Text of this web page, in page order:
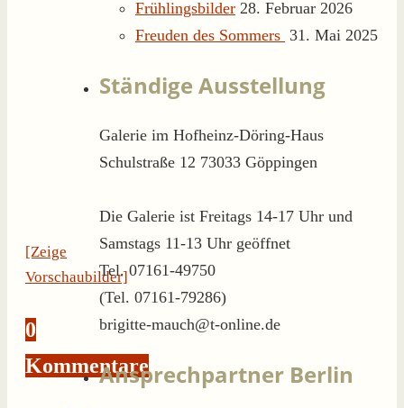
[Zeige
Vorschaubilder]
0
Kommentare
Frühlingsbilder 28. Februar 2026
Freuden des Sommers 31. Mai 2025
Ständige Ausstellung
Galerie im Hofheinz-Döring-Haus
Schulstraße 12 73033 Göppingen
Die Galerie ist Freitags 14-17 Uhr und
Samstags 11-13 Uhr geöffnet
Tel. 07161-49750
(Tel. 07161-79286)
brigitte-mauch@t-online.de
Ansprechpartner Berlin